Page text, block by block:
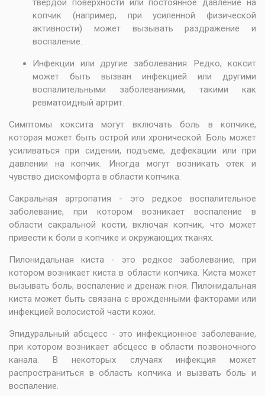
твердой поверхности или постоянное давление на
копчик (например, при усиленной физической
активности) может вызывать раздражение и
воспаление.
Инфекции или другие заболевания: Редко, коксит
может быть вызван инфекцией или другими
воспалительными заболеваниями, такими как
ревматоидный артрит.
Симптомы коксита могут включать боль в копчике,
которая может быть острой или хронической. Боль может
усиливаться при сидении, подъеме, дефекации или при
давлении на копчик. Иногда могут возникать отек и
чувство дискомфорта в области копчика.
Сакральная артропатия - это редкое воспалительное
заболевание, при котором возникает воспаление в
области сакральной кости, включая копчик, что может
привести к боли в копчике и окружающих тканях.
Пилонидальная киста - это редкое заболевание, при
котором возникает киста в области копчика. Киста может
вызывать боль, воспаление и дренаж гноя. Пилонидальная
киста может быть связана с врожденными факторами или
инфекцией волосистой части кожи.
Эпидуральный абсцесс - это инфекционное заболевание,
при котором возникает абсцесс в области позвоночного
канала. В некоторых случаях инфекция может
распространиться в область копчика и вызвать боль и
воспаление.